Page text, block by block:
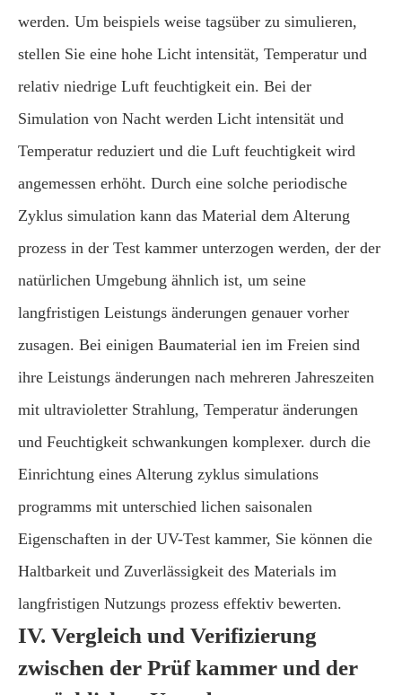
werden. Um beispiels weise tagsüber zu simulieren,
stellen Sie eine hohe Licht intensität, Temperatur und
relativ niedrige Luft feuchtigkeit ein. Bei der
Simulation von Nacht werden Licht intensität und
Temperatur reduziert und die Luft feuchtigkeit wird
angemessen erhöht. Durch eine solche periodische
Zyklus simulation kann das Material dem Alterung
prozess in der Test kammer unterzogen werden, der der
natürlichen Umgebung ähnlich ist, um seine
langfristigen Leistungs änderungen genauer vorher
zusagen. Bei einigen Baumaterial ien im Freien sind
ihre Leistungs änderungen nach mehreren Jahreszeiten
mit ultravioletter Strahlung, Temperatur änderungen
und Feuchtigkeit schwankungen komplexer. durch die
Einrichtung eines Alterung zyklus simulations
programms mit unterschied lichen saisonalen
Eigenschaften in der UV-Test kammer, Sie können die
Haltbarkeit und Zuverlässigkeit des Materials im
langfristigen Nutzungs prozess effektiv bewerten.
IV. Vergleich und Verifizierung
zwischen der Prüf kammer und der